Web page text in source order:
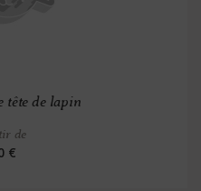
tête de lapin
de
€